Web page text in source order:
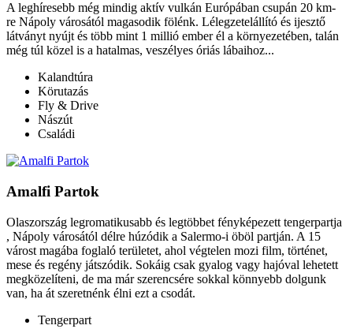
A leghíresebb még mindig aktív vulkán Európában csupán 20 km-
re Nápoly városától magasodik fölénk. Lélegzetelállító és ijesztő
látványt nyújt és több mint 1 millió ember él a környezetében, talán
még túl közel is a hatalmas, veszélyes óriás lábaihoz...
Kalandtúra
Körutazás
Fly & Drive
Nászút
Családi
Amalfi Partok
Olaszország legromatikusabb és legtöbbet fényképezett tengerpartja
, Nápoly városától délre húzódik a Salermo-i öböl partján. A 15
várost magába foglaló területet, ahol végtelen mozi film, történet,
mese és regény játszódik. Sokáig csak gyalog vagy hajóval lehetett
megközelíteni, de ma már szerencsére sokkal könnyebb dolgunk
van, ha át szeretnénk élni ezt a csodát.
Tengerpart